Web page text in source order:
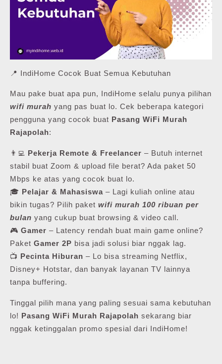
📍 IndiHome Cocok Buat Semua Kebutuhan
Mau pake buat apa pun, IndiHome selalu punya pilihan
wifi murah yang pas buat lo. Cek beberapa kategori
pengguna yang cocok buat Pasang WiFi Murah
Rajapolah:
👨‍💻 Pekerja Remote & Freelancer – Butuh internet
stabil buat Zoom & upload file berat? Ada paket 50
Mbps ke atas yang cocok buat lo.
🎓 Pelajar & Mahasiswa – Lagi kuliah online atau
bikin tugas? Pilih paket wifi murah 100 ribuan per
bulan yang cukup buat browsing & video call.
🎮 Gamer – Latency rendah buat main game online?
Paket Gamer 2P bisa jadi solusi biar nggak lag.
📺 Pecinta Hiburan – Lo bisa streaming Netflix,
Disney+ Hotstar, dan banyak layanan TV lainnya
tanpa buffering.
Tinggal pilih mana yang paling sesuai sama kebutuhan
lo! Pasang WiFi Murah Rajapolah sekarang biar
nggak ketinggalan promo spesial dari IndiHome!